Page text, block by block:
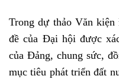
Trong dự thảo Văn
đề của Đại hội được
của Đảng, chung sức,
mục tiêu phát triển đất